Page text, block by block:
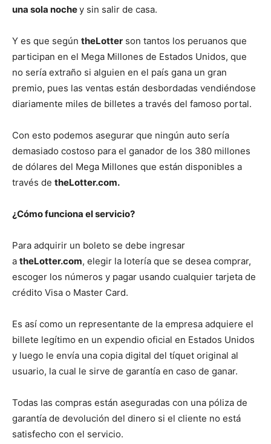
una sola nochey sin salir de casa.
Y es que según theLotter son tantos los peruanos que
participan en el Mega Millones de Estados Unidos, que
no sería extraño si alguien en el país gana un gran
premio, pues las ventas están desbordadas vendiéndose
diariamente miles de billetes a través del famoso portal.
Con esto podemos asegurar que ningún auto sería
demasiado costoso para el ganador de los 380 millones
de dólares del Mega Millones que están disponibles a
través de theLotter.com.
¿Cómo funciona el servicio?
Para adquirir un boleto se debe ingresar
a theLotter.com, elegir la lotería que se desea comprar,
escoger los números y pagar usando cualquier tarjeta de
crédito Visa o Master Card.
Es así como un representante de la empresa adquiere el
billete legítimo en un expendio oficial en Estados Unidos
y luego le envía una copia digital del tíquet original al
usuario, la cual le sirve de garantía en caso de ganar.
Todas las compras están aseguradas con una póliza de
garantía de devolución del dinero si el cliente no está
satisfecho con el servicio.